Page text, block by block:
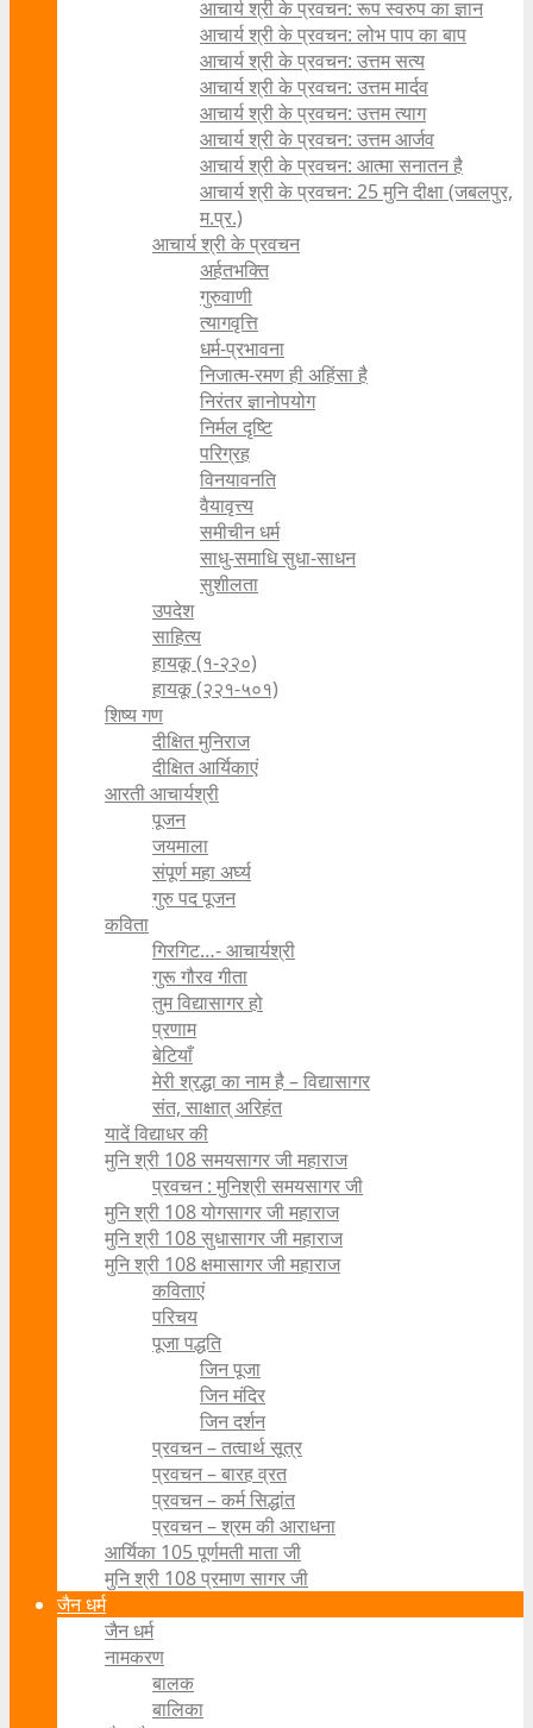
आचार्य श्री के प्रवचन: रूप स्वरुप का ज्ञान
आचार्य श्री के प्रवचन: लोभ पाप का बाप
आचार्य श्री के प्रवचन: उत्तम सत्य
आचार्य श्री के प्रवचन: उत्तम मार्दव
आचार्य श्री के प्रवचन: उत्तम त्याग
आचार्य श्री के प्रवचन: उत्तम आर्जव
आचार्य श्री के प्रवचन: आत्मा सनातन है
आचार्य श्री के प्रवचन: 25 मुनि दीक्षा (जबलपुर,
म.प्र.)
आचार्य श्री के प्रवचन
अर्हतभक्ति
गुरुवाणी
त्यागवृत्ति
धर्म-प्रभावना
निजात्म-रमण ही अहिंसा है
निरंतर ज्ञानोपयोग
निर्मल दृष्टि
परिग्रह
विनयावनति
वैयावृत्त्य
समीचीन धर्म
साधु-समाधि सुधा-साधन
सुशीलता
उपदेश
साहित्य
हायकू (१‍-२२०)
हायकू (२२१-५०१)
शिष्य गण
दीक्षित मुनिराज
दीक्षित आर्यिकाएं
आरती आचार्यश्री
पूजन
जयमाला
संपूर्ण महा अर्घ्य
गुरु पद पूजन
कविता
गिरगिट…- आचार्यश्री
गुरू गौरव गीता
तुम विद्यासागर हो
प्रणाम
बेटियाँ
मेरी श्रद्धा का नाम है – विद्यासागर
संत, साक्षात् अरिहंत
यादें विद्याधर की
मुनि श्री 108 समयसागर जी महाराज
प्रवचन : मुनिश्री समयसागर जी
मुनि श्री 108 योगसागर जी महाराज
मुनि श्री 108 सुधासागर जी महाराज
मुनि श्री 108 क्षमासागर जी महाराज
कविताएं
परिचय
पूजा पद्धति
जिन पूजा
जिन मंदिर
जिन दर्शन
प्रवचन – तत्वार्थ सूत्र
प्रवचन – बारह व्रत
प्रवचन – कर्म सिद्धांत
प्रवचन – श्रम की आराधना
आर्यिका 105 पूर्णमती माता जी
मुनि श्री 108 प्रमाण सागर जी
जैन धर्म
जैन धर्म
नामकरण
बालक
बालिका